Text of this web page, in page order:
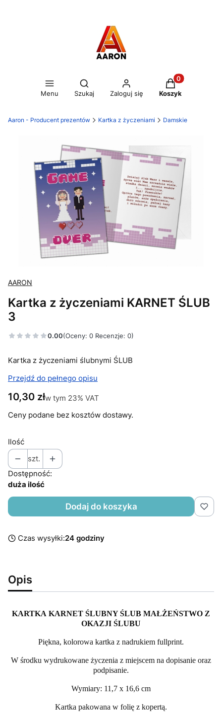
Menu
Otwórz wyszukiwarkę
Szukaj Zaloguj się
Produkty w
Koszyk
Aaron - Producent prezentów Kartka z życzeniami Damskie
AARON
Kartka z życzeniami KARNET ŚLUB
3
0.00(Oceny: 0 Recenzje: 0)
Kartka z życzeniami ślubnymi ŚLUB
Przejdź do pełnego opisu
Cena
10,30 złw tym 23% VAT
w tym 23% VAT
Ceny podane bez kosztów dostawy.
Ilość
szt.
Dostępność:
duża ilość
Dodaj do koszyka
Czas wysyłki:24 godziny
Opis
KARTKA KARNET ŚLUBNY ŚLUB MAŁŻEŃSTWO Z
OKAZJI ŚLUBU
Piękna, kolorowa kartka z nadrukiem fullprint.
W środku wydrukowane życzenia z miejscem na dopisanie oraz
podpisanie.
Wymiary: 11,7 x 16,6 cm
Kartka pakowana w folię z kopertą.